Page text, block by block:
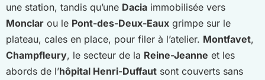
une station, tandis qu’une Dacia immobilisée vers
Monclar ou le Pont-des-Deux-Eaux grimpe sur le
plateau, cales en place, pour filer à l’atelier. Montfavet,
Champfleury, le secteur de la Reine-Jeanne et les
abords de l’hôpital Henri-Duffaut sont couverts sans